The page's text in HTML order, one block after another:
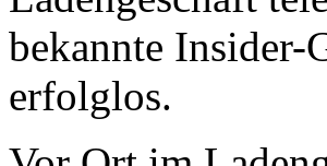
bekannte Insider-
erfolglos.